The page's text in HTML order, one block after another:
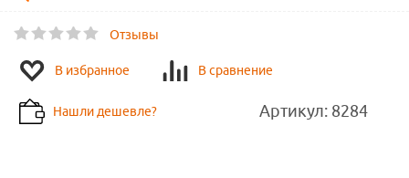
Отзывы
В избранное В сравнение
Нашли дешевле? Артикул: 8284